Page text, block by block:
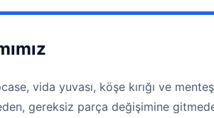
vida yuvası, köşe kırığı ve
gereksiz parça değişimine